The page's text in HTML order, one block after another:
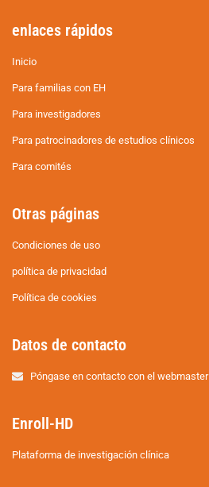
enlaces rápidos
Inicio
Para familias con EH
Para investigadores
Para patrocinadores de estudios clínicos
Para comités
Otras páginas
Condiciones de uso
política de privacidad
Política de cookies
Datos de contacto
Póngase en contacto con el webmaster
Enroll-HD
Plataforma de investigación clínica